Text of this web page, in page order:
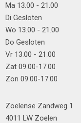
Ma 13.00 - 21.00
Di Gesloten
Wo 13.00 - 21.00
Do Gesloten
Vr 13.00 - 21.00
Zat 09.00-17.00
Zon 09.00-17.00
Zoelense Zandweg 1
4011 LW Zoelen